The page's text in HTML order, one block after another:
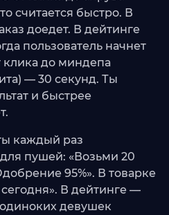
считается быстро. В
доедет. В дейтинге
пользователь начнет
клика до миндепа
— 30 секунд. Ты
и быстрее
каждый раз
пушей: «Возьми 20
95%». В товарке
В дейтинге —
девушек